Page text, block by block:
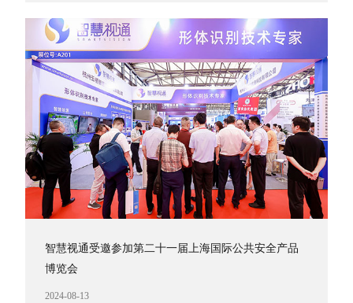
智慧视通受邀参加第二十一届上海国际公共安全产品
博览会
2024-08-13